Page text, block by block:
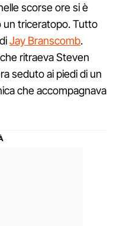
scorse ore si è
un triceratopo. Tutto
Jay Branscomb.
ritraeva Steven
seduto ai piedi di un
che accompagnava